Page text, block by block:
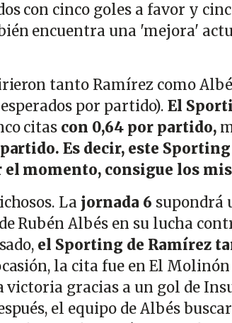
con cinco goles a favor y
encuentra una 'mejora'
tanto Ramírez como
por partido).El
citas con 0,64 por partido,
Es decir, este
el momento, consigue los
La jornada 6 supondrá
Rubén Albés en su lucha
el Sporting de Ramírez
la cita fue en El
gracias a un gol de
el equipo de Albés